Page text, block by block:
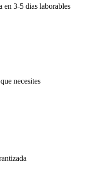
en 3-5 dias laborables
necesites